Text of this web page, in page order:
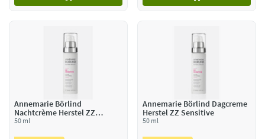
Annemarie Börlind
Nachtcrème Herstel ZZ
Sensitive
50 ml
Annemarie Börlind Dagcreme
Herstel ZZ Sensitive
50 ml